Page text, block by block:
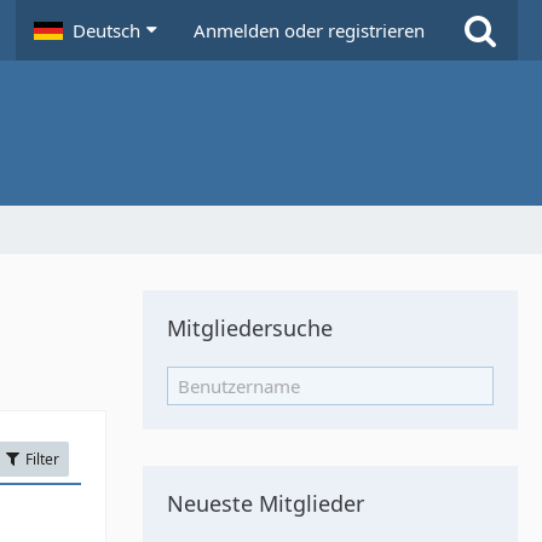
Deutsch Anmelden oder registrieren
Filter
Mitgliedersuche
Neueste Mitglieder